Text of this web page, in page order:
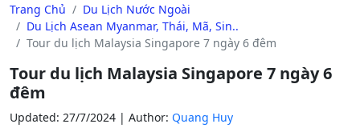
Trang Chủ
Du Lịch Nước Ngoài
Du Lịch Asean Myanmar, Thái, Mã, Sin..
Tour du lịch Malaysia Singapore 7 ngày 6 đêm
Tour du lịch Malaysia Singapore 7 ngày 6
đêm
Updated: 27/7/2024 | Author: Quang Huy